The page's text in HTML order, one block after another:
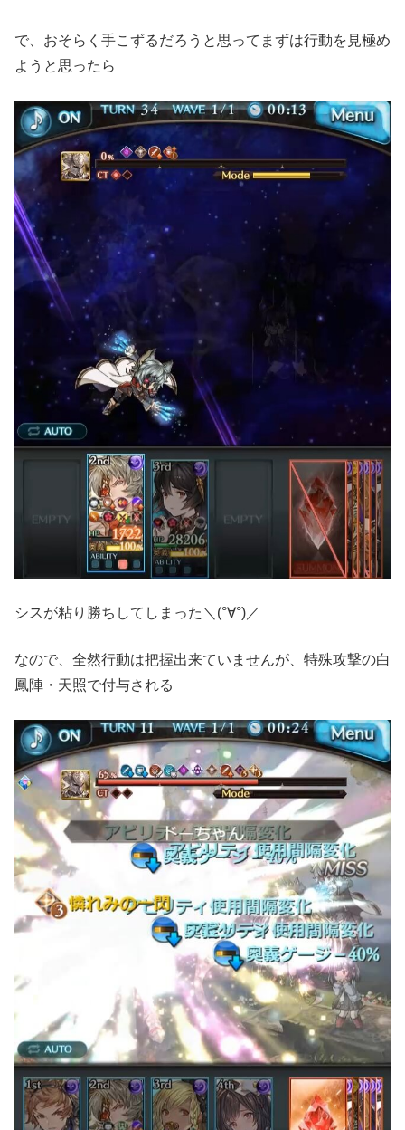
で、おそらく手こずるだろうと思ってまずは行動を見極め
ようと思ったら
シスが粘り勝ちしてしまった＼(°∀°)／
なので、全然行動は把握出来ていませんが、特殊攻撃の白
鳳陣・天照で付与される